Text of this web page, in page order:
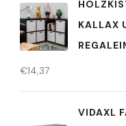
ALLAX
€14,37
VIDAXL